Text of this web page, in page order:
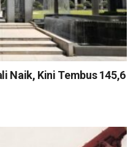
Naik, Kini Tembus 145,6